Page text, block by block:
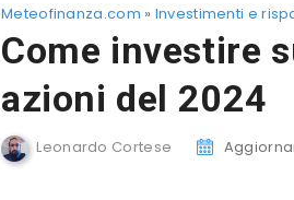
Meteofinanza.com » Investimenti e
Come investire
azioni del 2024
Leonardo Cortese